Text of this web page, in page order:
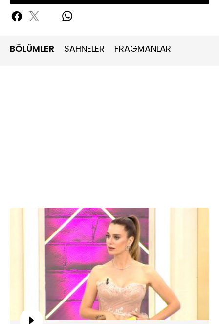
Serap Varol, model Şule Koyuncu’dan oluşan dördüncü
takım vaklı saçlar ve dumanlı göz ve kırmızı ruj makyajı
BÖLÜMLER SAHNELER FRAGMANLAR